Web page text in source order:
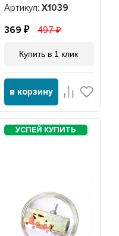
Артикул: Х1039
369 497
Купить в 1 клик
в корзину